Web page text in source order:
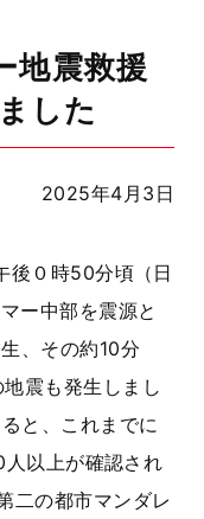
地震救援
した
2025年4月3日
０時50分頃（日
ー中部を震源と
、その約10分
震も発生しまし
と、これまでに
以上が確認され
二の都市マンダレ